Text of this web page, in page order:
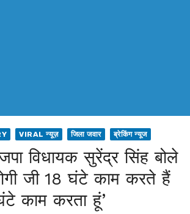
VIRAL न्यूज़ जिला जवार ब्रेकिंग न्यूज
विधायक सुरेंद्र सिंह बोले
जी 18 घंटे काम करते हैं
काम करता हूं’